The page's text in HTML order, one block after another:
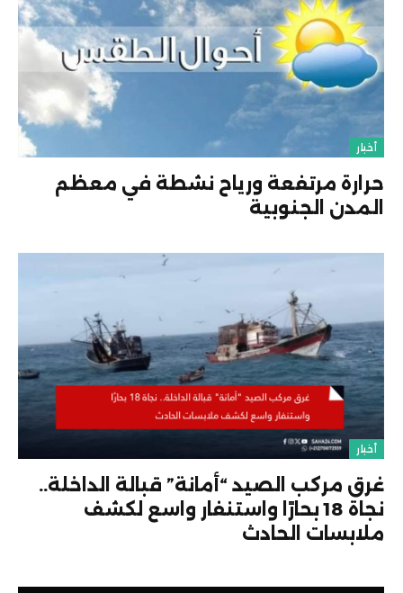
أخبار
حرارة مرتفعة ورياح نشطة في معظم
المدن الجنوبية
أخبار
غرق مركب الصيد “أمانة” قبالة الداخلة..
نجاة 18 بحارًا واستنفار واسع لكشف
ملابسات الحادث